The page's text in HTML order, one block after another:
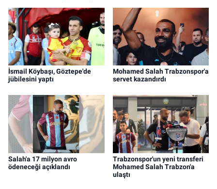
İsmail Köybaşı, Göztepe'de
jübilesini yaptı
Mohamed Salah Trabzonspor'a
servet kazandırdı
Salah'a 17 milyon avro
ödeneceği açıklandı
Trabzonspor'un yeni transferi
Mohamed Salah Trabzon'a
ulaştı